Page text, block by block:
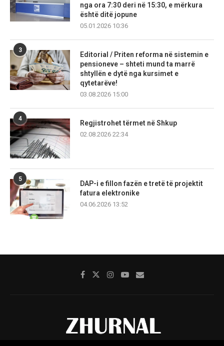
nga ora 7:30 deri në 15:30, e mërkura
është ditë jopune
05.01.2026 10:36
3
Editorial / Priten reforma në sistemin e
pensioneve – shteti mund ta marrë
shtyllën e dytë nga kursimet e
qytetarëve!
03.08.2026 15:00
4
Regjistrohet tërmet në Shkup
02.08.2026 22:34
5
DAP-i e fillon fazën e tretë të projektit
fatura elektronike
04.06.2026 13:52